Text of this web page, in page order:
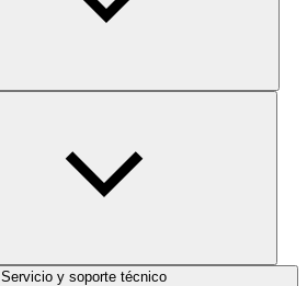
Servicio y soporte técnico